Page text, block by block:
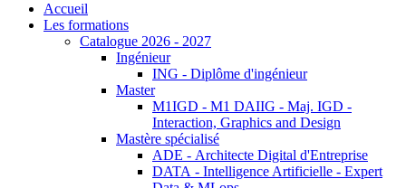
Accueil
Les formations
Catalogue 2026 - 2027
Ingénieur
ING - Diplôme d'ingénieur
Master
M1IGD - M1 DAIIG - Maj. IGD -
Interaction, Graphics and Design
Mastère spécialisé
ADE - Architecte Digital d'Entreprise
DATA - Intelligence Artificielle - Expert